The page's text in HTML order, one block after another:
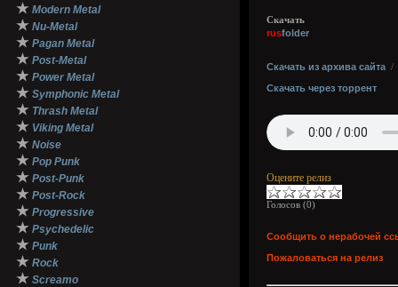
★ Modern Metal
★ Nu-Metal
★ Pagan Metal
★ Post-Metal
★ Power Metal
★ Symphonic Metal
★ Thrash Metal
★ Viking Metal
★ Noise
★ Pop Punk
★ Post-Punk
★ Post-Rock
★ Progressive
★ Psychedelic
★ Punk
★ Rock
★ Screamo
Скачать
rusfolder
Скачать из архива сайта /
Скачать через торрент
Оцените релиз
Голосов (0)
Сообщить о нерабочей
Пожаловаться на релиз